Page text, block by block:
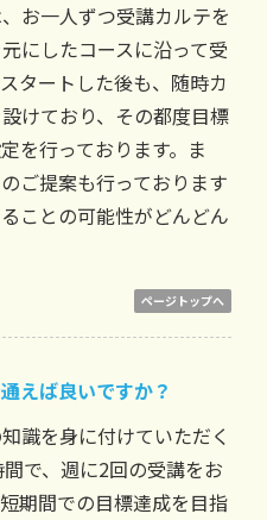
お一人ずつ受講カルテを
にしたコースに沿って受
タートした後も、随時カ
けており、その都度目標
を行っております。ま
ご提案も行っております
ことの可能性がどんどん
ページトップへ
えば良いですか？
識を身に付けていただく
で、週に2回の受講をお
期間での目標達成を目指